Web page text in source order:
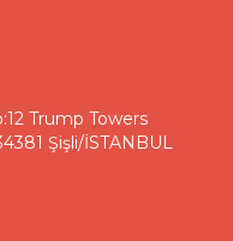
Trump Towers
Şişli/İSTANBUL